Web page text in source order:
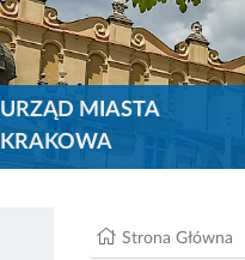
URZĄD MIASTA
KRAKOWA
Strona Główna